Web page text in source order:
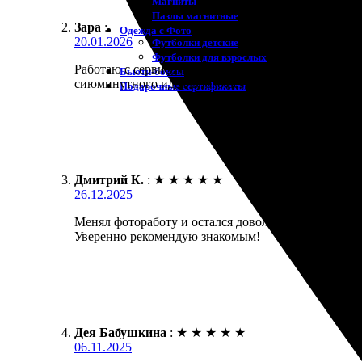
Пазлы магнитные
Одежда с Фото
Футболки детские
Футболки для взрослых
Бьюти-боксы
Подарочные сертификаты
Зара :
20.01.2026
Работаю с сервисом уже года три. Ни разу не
сиюминутного идеального результата.
Дмитрий К. : ★ ★ ★ ★ ★
26.12.2025
Менял фотоработу и остался доволен. Процесс
Уверенно рекомендую знакомым!
Дея Бабушкина : ★ ★ ★ ★ ★
06.11.2025